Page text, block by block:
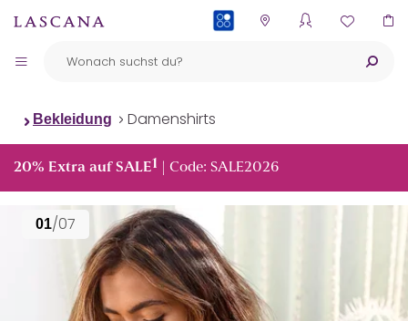
Bekleidung Damenshirts
20% Extra auf SALE1 | Code: SALE2026
01/07